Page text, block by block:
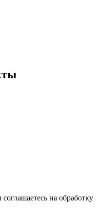
на обработку